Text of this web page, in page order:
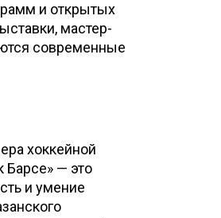
и открытых
мастер-
современные
хоккейной
Барсе» — это
и умение